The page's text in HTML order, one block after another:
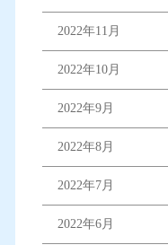
2022年11月
2022年10月
2022年9月
2022年8月
2022年7月
2022年6月